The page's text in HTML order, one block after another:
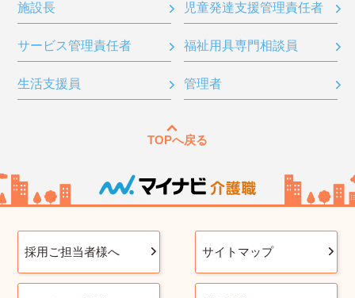
施設長 児童発達支援管理責任者
サービス管理責任者 福祉用具専門相談員
生活支援員 管理者
TOPへ戻る
採用ご担当者様へ サイトマップ